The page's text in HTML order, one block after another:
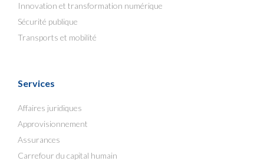
Innovation et transformation numérique
Sécurité publique
Transports et mobilité
Services
Affaires juridiques
Approvisionnement
Assurances
Carrefour du capital humain